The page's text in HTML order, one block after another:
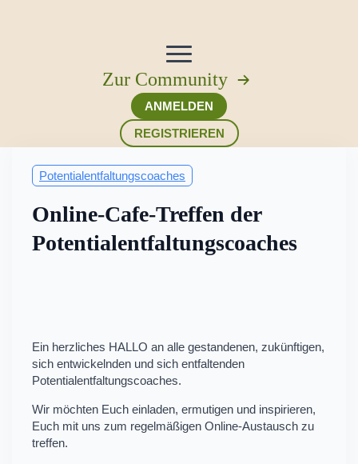
Zur Community
ANMELDEN
REGISTRIEREN
Potentialentfaltungscoaches
Online-Cafe-Treffen der
Potentialentfaltungscoaches
Ein herzliches HALLO an alle gestandenen, zukünftigen,
sich entwickelnden und sich entfaltenden
Potentialentfaltungscoaches.
Wir möchten Euch einladen, ermutigen und inspirieren,
Euch mit uns zum regelmäßigen Online-Austausch zu
treffen.